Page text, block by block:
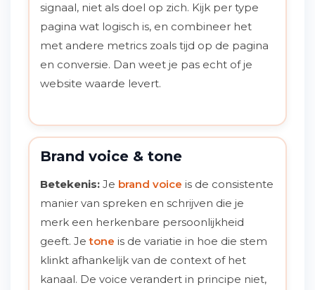
signaal, niet als doel op zich. Kijk per type
pagina wat logisch is, en combineer het
met andere metrics zoals tijd op de pagina
en conversie. Dan weet je pas echt of je
website waarde levert.
Brand voice & tone
Betekenis: Je brand voice is de consistente
manier van spreken en schrijven die je
merk een herkenbare persoonlijkheid
geeft. Jetone is de variatie in hoe die stem
klinkt afhankelijk van de context of het
kanaal. De voice verandert in principe niet,